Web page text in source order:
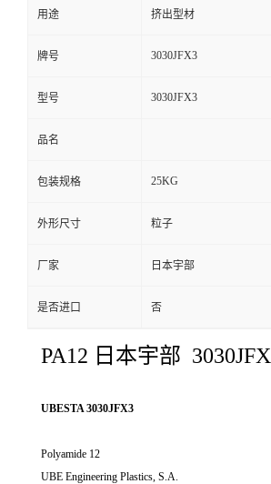
用途 挤出型材
牌号 3030JFX3
型号 3030JFX3
品名
包装规格 25KG
外形尺寸 粒子
厂家 日本宇部
是否进口 否
PA12 日本宇部
UBESTA 3030JFX3
Polyamide 12
UBE Engineering Plastics, S.A.